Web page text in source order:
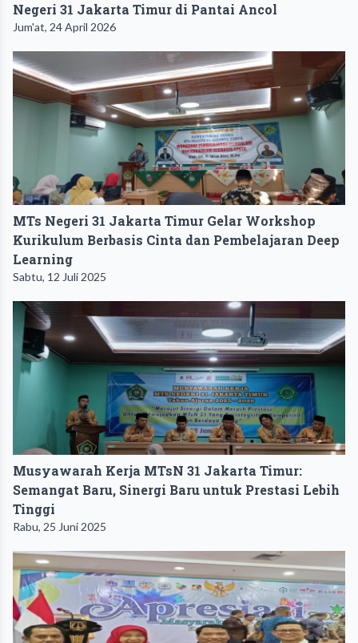
Negeri 31 Jakarta Timur di Pantai Ancol
Jum'at, 24 April 2026
MTs Negeri 31 Jakarta Timur Gelar Workshop
Kurikulum Berbasis Cinta dan Pembelajaran Deep
Learning
Sabtu, 12 Juli 2025
Musyawarah Kerja MTsN 31 Jakarta Timur:
Semangat Baru, Sinergi Baru untuk Prestasi Lebih
Tinggi
Rabu, 25 Juni 2025